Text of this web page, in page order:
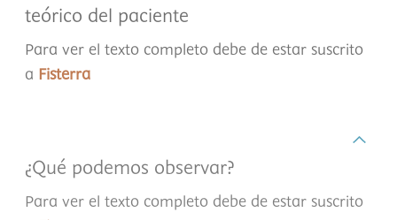
teórico del paciente
Para ver el texto completo debe de estar suscrito
a Fisterra
¿Qué podemos observar?
Para ver el texto completo debe de estar suscrito